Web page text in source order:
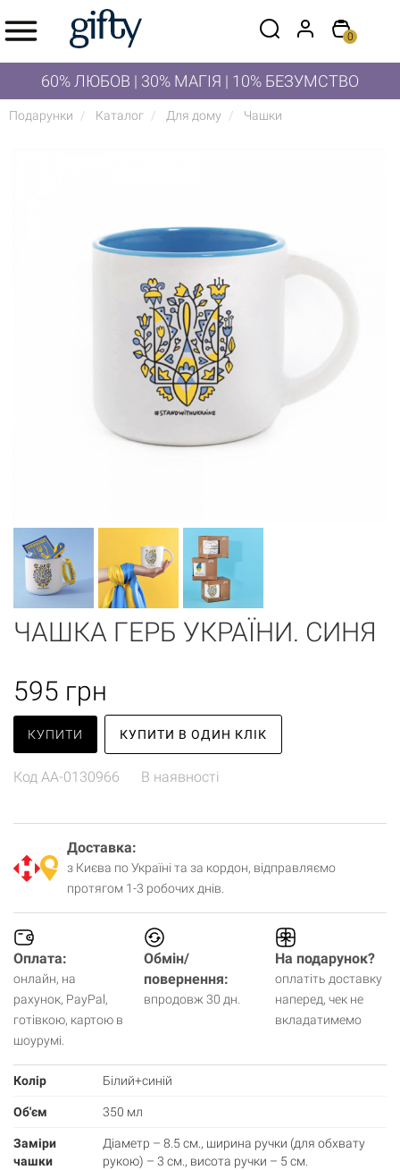
0
60% ЛЮБОВ | 30% МАГІЯ | 10% БЕЗУМСТВО
Подарунки Каталог Для дому Чашки
ЧАШКА ГЕРБ УКРАЇНИ. СИНЯ
595 грн
КУПИТИ КУПИТИ В ОДИН КЛІК
Код AA-0130966 В наявності
Доставка:
з Києва по Україні та за кордон, відправляємо
протягом 1-3 робочих днів.
Оплата:
онлайн, на
рахунок, PayPal,
готівкою, картою в
шоурумі.
Обмін/
повернення:
впродовж 30 дн.
На подарунок?
оплатіть доставку
наперед, чек не
вкладатимемо
Колір Білий+синій
Об'єм 350 мл
Заміри
чашки
Діаметр – 8.5 см., ширина ручки (для обхвату
рукою) – 3 см., висота ручки – 5 см.